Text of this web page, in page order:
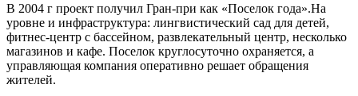
В 2004 г проект получил Гран-при как «Поселок года».На
уровне и инфраструктура: лингвистический сад для детей,
фитнес-центр с бассейном, развлекательный центр, несколько
магазинов и кафе. Поселок круглосуточно охраняется, а
управляющая компания оперативно решает обращения
жителей.